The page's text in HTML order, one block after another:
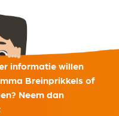
informatie willen
Breinprikkels of
Neem dan